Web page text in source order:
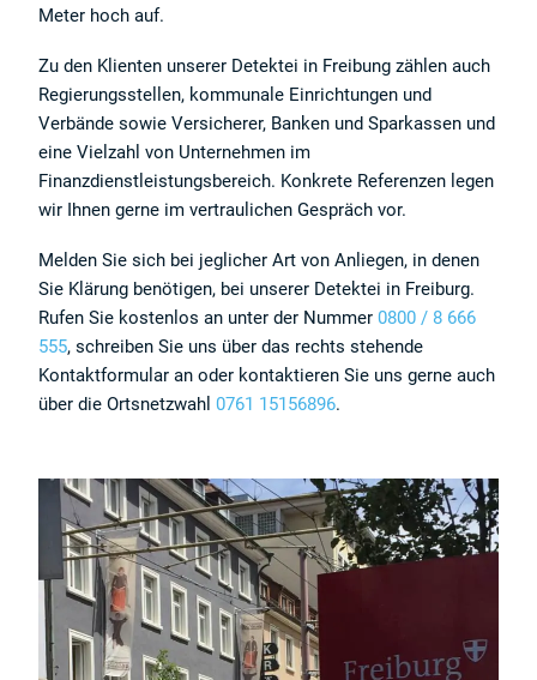
Meter hoch auf.
Zu den Klienten unserer Detektei in Freibung zählen auch
Regierungsstellen, kommunale Einrichtungen und
Verbände sowie Versicherer, Banken und Sparkassen und
eine Vielzahl von Unternehmen im
Finanzdienstleistungsbereich. Konkrete Referenzen legen
wir Ihnen gerne im vertraulichen Gespräch vor.
Melden Sie sich bei jeglicher Art von Anliegen, in denen
Sie Klärung benötigen, bei unserer Detektei in Freiburg.
Rufen Sie kostenlos an unter der Nummer0800 / 8 666
555, schreiben Sie uns über das rechts stehende
Kontaktformular an oder kontaktieren Sie uns gerne auch
über die Ortsnetzwahl0761 15156896.